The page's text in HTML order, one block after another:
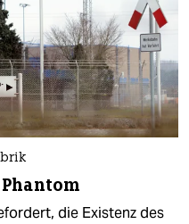
die Existenz des